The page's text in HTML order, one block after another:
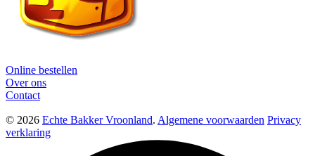
Online bestellen
Over ons
Contact
© 2026 Echte Bakker Vroonland. Algemene voorwaarden Privacy
verklaring